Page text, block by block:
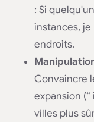
: Si
instances,
endroits.
Convaincre
expansion
villes plus